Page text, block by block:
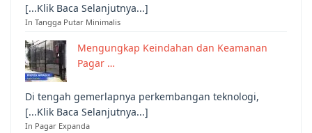
[...Klik Baca Selanjutnya...]
In Tangga Putar Minimalis
Mengungkap Keindahan dan Keamanan
Pagar …
Di tengah gemerlapnya perkembangan teknologi,
[...Klik Baca Selanjutnya...]
In Pagar Expanda